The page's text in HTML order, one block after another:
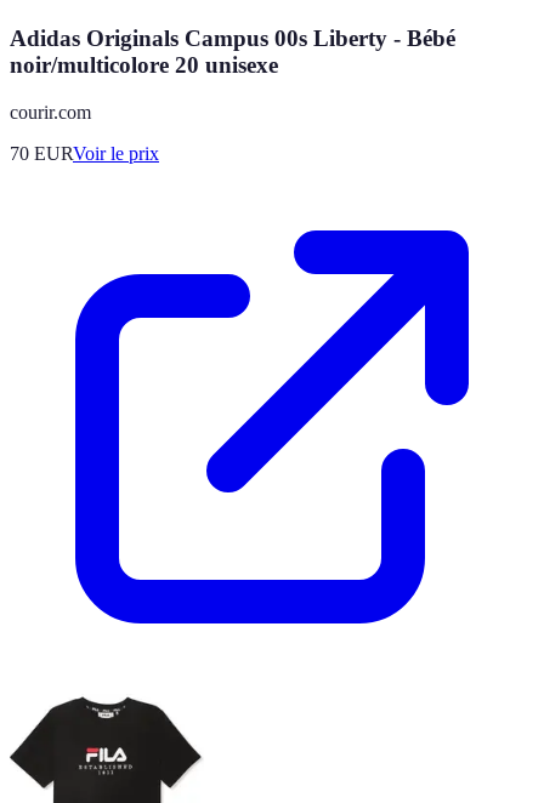
Adidas Originals Campus 00s Liberty - Bébé
noir/multicolore 20 unisexe
courir.com
70 EURVoir le prix